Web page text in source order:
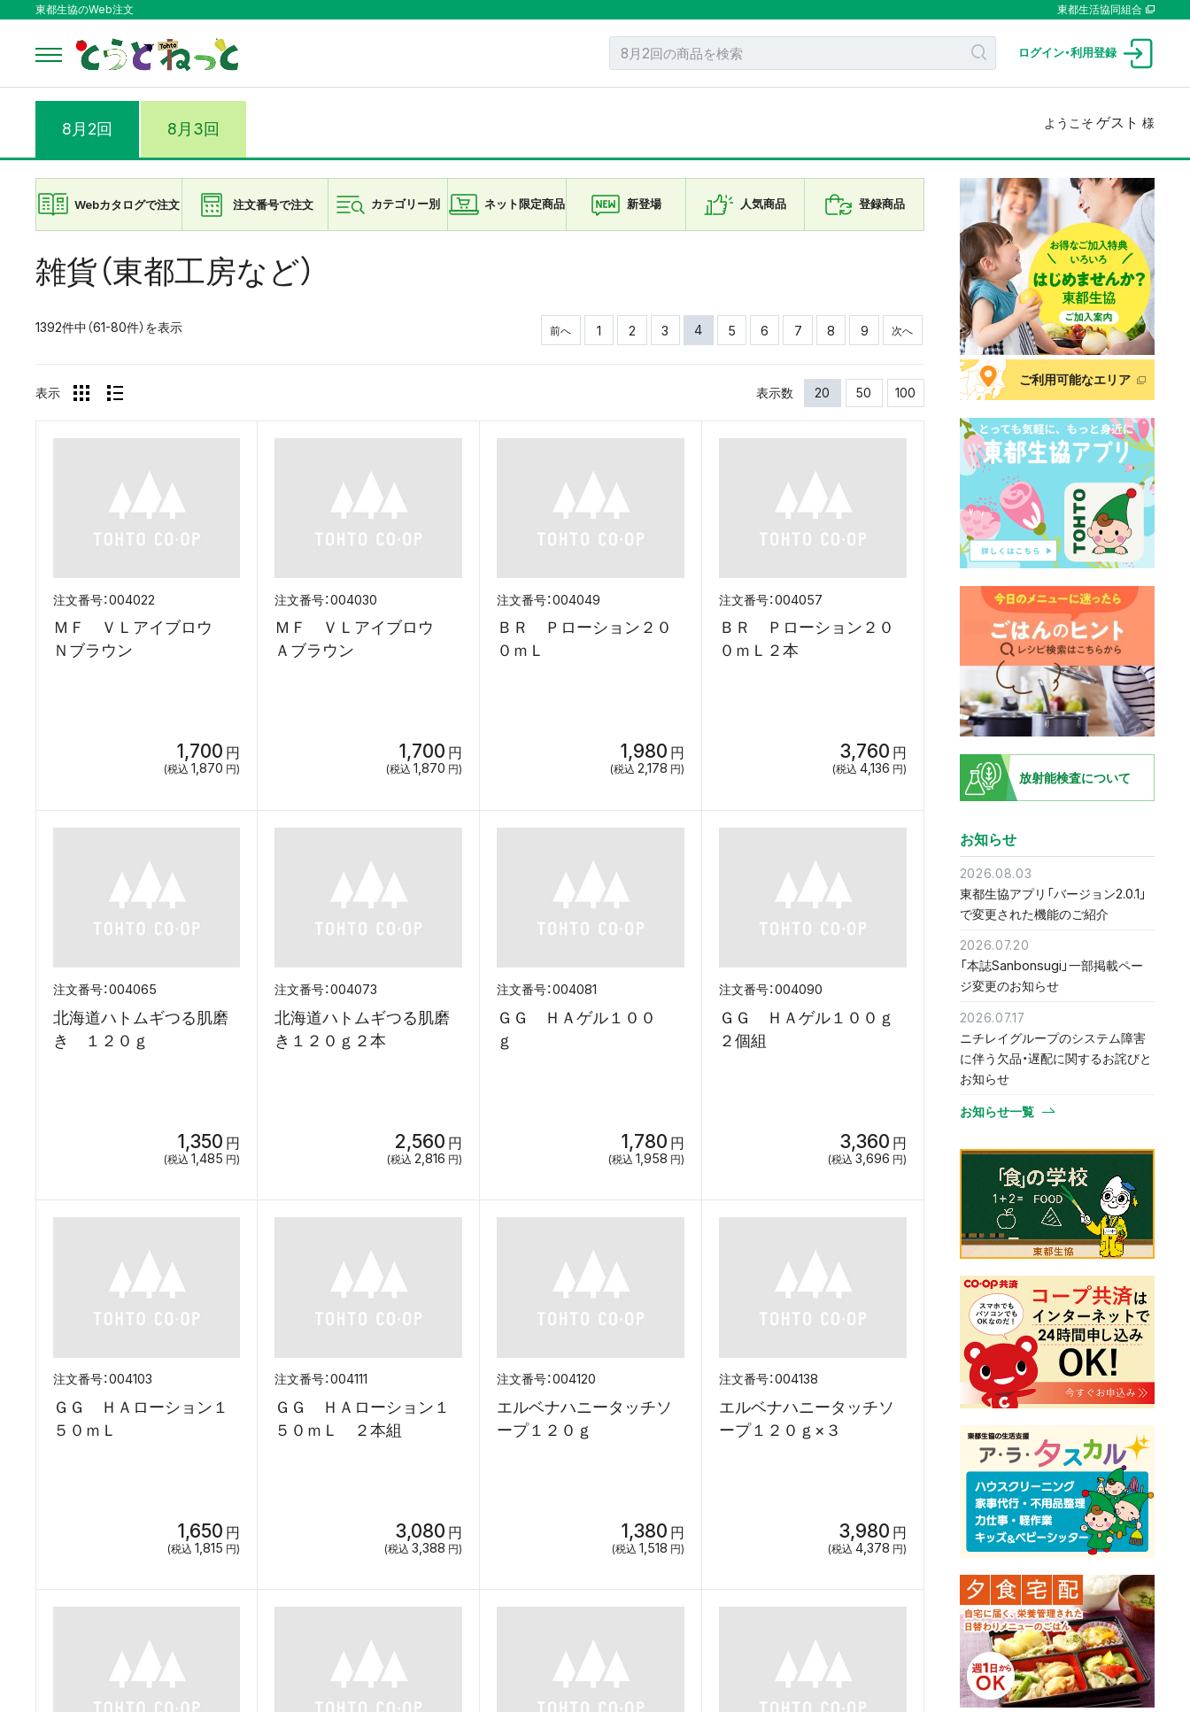
東都生協のWeb注文 東都生活協同組合
ログイン・利用登録
8月2回 8月3回 ようこそ ゲスト 様
Webカタログで注文 注文番号で注文 カテゴリー別 ネット限定商品 新登場 人気商品 登録商品
雑貨（東都工房など）
1392件中（61-80件）を表示 前へ 1 2 3 4 5 6 7 8 9 次へ
表示 表示数 20 50 100
004022
ＭＦ ＶＬアイブロウ
Ｎブラウン
1,700 円
(税込 1,870 円)
004030
ＭＦ ＶＬアイブロウ
Ａブラウン
1,700 円
(税込 1,870 円)
004049
ＢＲ Ｐローション２０
０ｍＬ
1,980 円
(税込 2,178 円)
004057
ＢＲ Ｐローション２０
０ｍＬ２本
3,760 円
(税込 4,136 円)
004065
北海道ハトムギつる肌磨
き １２０ｇ
1,350 円
(税込 1,485 円)
004073
北海道ハトムギつる肌磨
き１２０ｇ２本
2,560 円
(税込 2,816 円)
004081
ＧＧ ＨＡゲル１００
ｇ
1,780 円
(税込 1,958 円)
004090
ＧＧ ＨＡゲル１００ｇ
２個組
3,360 円
(税込 3,696 円)
004103
ＧＧ ＨＡローション１
５０ｍＬ
1,650 円
(税込 1,815 円)
004111
ＧＧ ＨＡローション１
５０ｍＬ ２本組
3,080 円
(税込 3,388 円)
004120
エルベナハニータッチソ
ープ１２０ｇ
1,380 円
(税込 1,518 円)
004138
エルベナハニータッチソ
ープ１２０ｇ×３
3,980 円
(税込 4,378 円)
ご利用可能なエリア
放射能検査について
お知らせ
2026.08.03
東都生協アプリ「バージョン2.0.1」
で変更された機能のご紹介
2026.07.20
「本誌Sanbonsugi」一部掲載ペー
ジ変更のお知らせ
2026.07.17
ニチレイグループのシステム障害
に伴う欠品・遅配に関するお詫びと
お知らせ
お知らせ一覧